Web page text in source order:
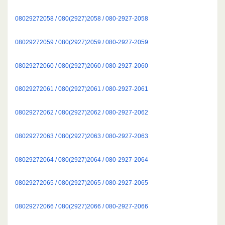
08029272058 / 080(2927)2058 / 080-2927-2058
08029272059 / 080(2927)2059 / 080-2927-2059
08029272060 / 080(2927)2060 / 080-2927-2060
08029272061 / 080(2927)2061 / 080-2927-2061
08029272062 / 080(2927)2062 / 080-2927-2062
08029272063 / 080(2927)2063 / 080-2927-2063
08029272064 / 080(2927)2064 / 080-2927-2064
08029272065 / 080(2927)2065 / 080-2927-2065
08029272066 / 080(2927)2066 / 080-2927-2066